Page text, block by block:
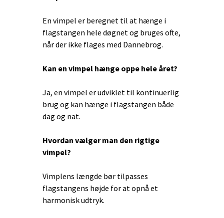
En vimpel er beregnet til at hænge i
flagstangen hele døgnet og bruges ofte,
når der ikke flages med Dannebrog.
Kan en vimpel hænge oppe hele året?
Ja, en vimpel er udviklet til kontinuerlig
brug og kan hænge i flagstangen både
dag og nat.
Hvordan vælger man den rigtige
vimpel?
Vimplens længde bør tilpasses
flagstangens højde for at opnå et
harmonisk udtryk.